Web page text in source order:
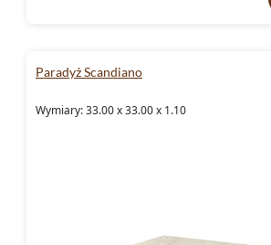
Paradyż Scandiano
Wymiary: 33.00 x 33.00 x 1.10